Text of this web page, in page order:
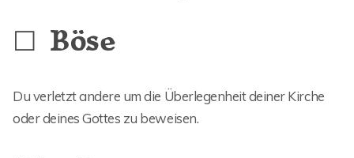
☐ Böse
Du verletzt andere um die Überlegenheit deiner Kirche
oder deines Gottes zu beweisen.